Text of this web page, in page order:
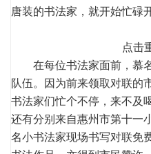
唐装的书法家，就开始忙碌
点击
在每位书法家面前，慕名
队伍。因为前来领取对联的
书法家们忙个不停，来不及
还有分别来自惠州市第十一
名小书法家现场书写对联免